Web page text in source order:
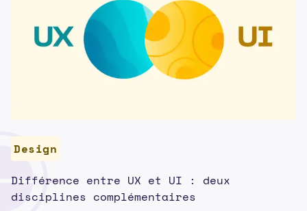
Design
Différence entre UX et UI : deux
disciplines complémentaires